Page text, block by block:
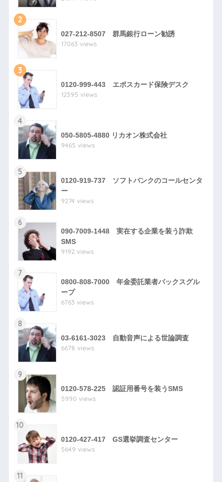
2
027-212-8507 群馬銀行ローン勧誘
17063 views
3
0120-999-443 エポスカード保険デスク
12395 views
4
050-5805-4880 リカオン株式会社
9465 views
5
0120-919-737 ソフトバンクのコールセンタ
ー
9274 views
6
090-7009-1448 実在する企業を装う詐欺
SMS
9192 views
7
0800-808-7000 年金委託業者バックスグル
ープ
6763 views
8
03-6161-3023 自動音声による世論調査
6678 views
9
0120-578-225 認証用番号を装うSMS
5990 views
10
0120-427-417 GS選挙調査センター
5649 views
11